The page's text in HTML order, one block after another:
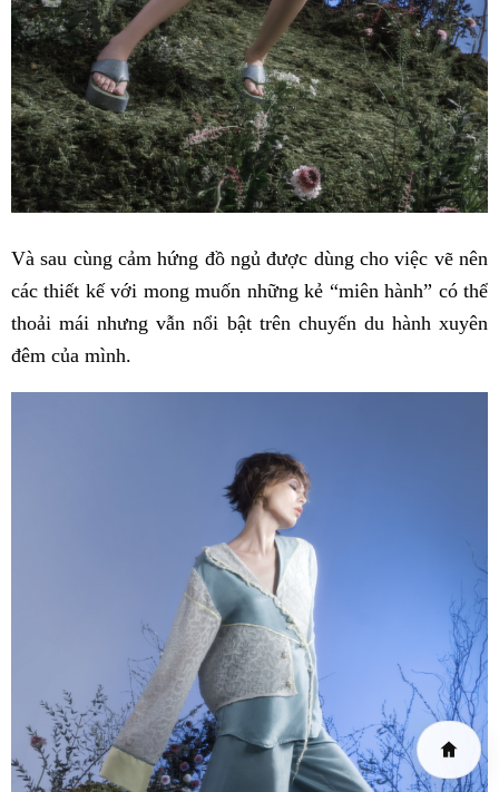
Và sau cùng cảm hứng đồ ngủ được dùng cho việc vẽ nên
các thiết kế với mong muốn những kẻ “miên hành” có thể
thoải mái nhưng vẫn nổi bật trên chuyến du hành xuyên
đêm của mình.